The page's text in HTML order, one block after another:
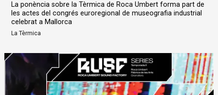
La ponència sobre la Tèrmica de Roca Umbert forma part de
les actes del congrés euroregional de museografia industrial
celebrat a Mallorca
La Tèrmica